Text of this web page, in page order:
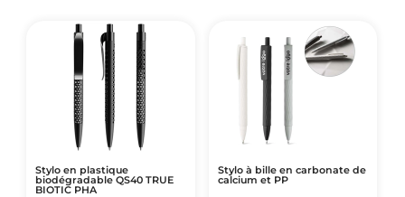
Stylo en plastique
biodégradable QS40 TRUE
BIOTIC PHA
Stylo à bille en carbonate de
calcium et PP